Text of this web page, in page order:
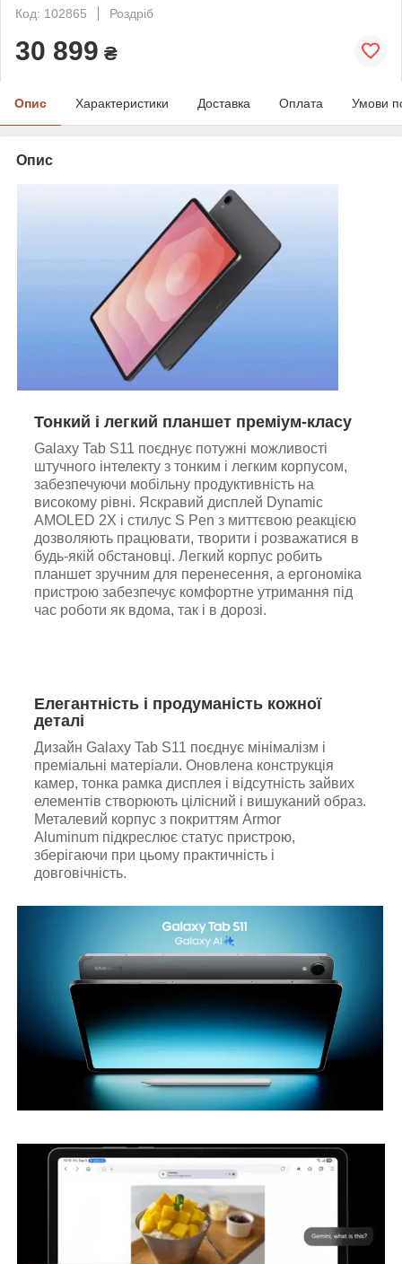
Код: 102865
Роздріб
30 899 ₴
Опис Характеристики Доставка Оплата Умови
Опис
Тонкий і легкий планшет преміум-класу
Galaxy Tab S11 поєднує потужні можливості
штучного інтелекту з тонким і легким корпусом,
забезпечуючи мобільну продуктивність на
високому рівні. Яскравий дисплей Dynamic
AMOLED 2X і стилус S Pen з миттєвою реакцією
дозволяють працювати, творити і розважатися в
будь-якій обстановці. Легкий корпус робить
планшет зручним для перенесення, а ергономіка
пристрою забезпечує комфортне утримання під
час роботи як вдома, так і в дорозі.
Елегантність і продуманість кожної
деталі
Дизайн Galaxy Tab S11 поєднує мінімалізм і
преміальні матеріали. Оновлена конструкція
камер, тонка рамка дисплея і відсутність зайвих
елементів створюють цілісний і вишуканий образ.
Металевий корпус з покриттям Armor
Aluminum підкреслює статус пристрою,
зберігаючи при цьому практичність і
довговічність.